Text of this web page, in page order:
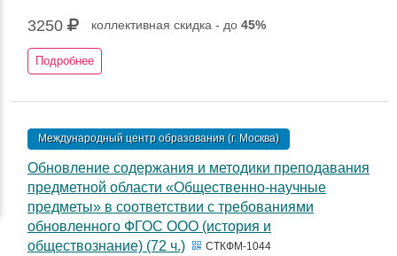
3250 коллективная скидка - до 45%
Подробнее
Международный центр образования (г. Москва)
Обновление содержания и методики преподавания
предметной области «Общественно-научные
предметы» в соответствии с требованиями
обновленного ФГОС ООО (история и
обществознание) (72 ч.)
СТКФМ-1044